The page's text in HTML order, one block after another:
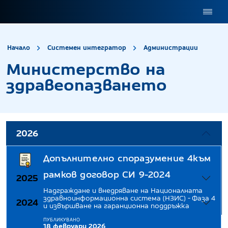
Начало Системен интегратор Администрации
Министерство на
здравеопазването
2026
Допълнително споразумение 4към
рамков договор СИ 9-2024
Надграждане и внедряване на Националната
здравноинформационна система (НЗИС) - Фаза 4
и извършване на гаранционна поддръжка
ПУБЛИКУВАНО
18 февруари 2026
2025
2024